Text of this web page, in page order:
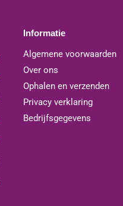
Informatie
Algemene voorwaarden
Over ons
Ophalen en verzenden
Privacy verklaring
Bedrijfsgegevens